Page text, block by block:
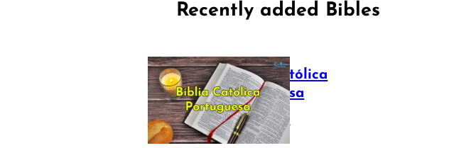
Recently added Bibles
Bíblia Católica
Portuguesa
July 16, 2025